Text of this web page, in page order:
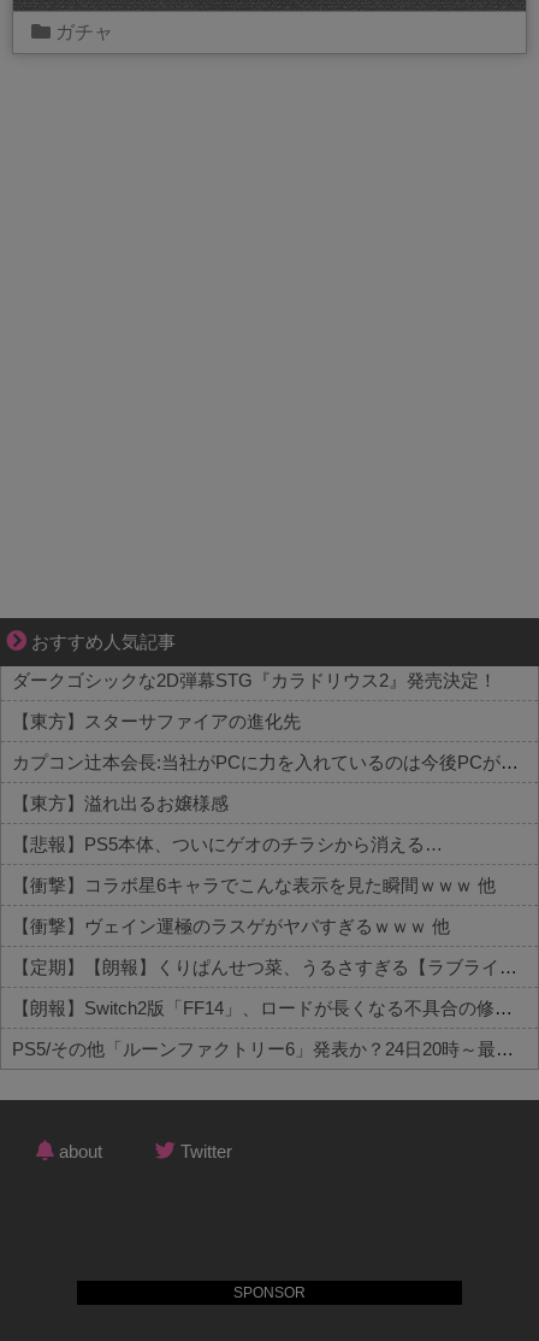
SPONSOR
ガチャ
おすすめ人気記事
大変だけど幸せ。等身大の子育て物語。
ダークゴシックな2D弾幕STG『カラドリウス2』発売決定！
【東方】スターサファイアの進化先
カプコン辻本会長:当社がPCに力を入れているのは今後PCがより主要なゲームプラットフォームになるから
【東方】溢れ出るお嬢様感
【悲報】PS5本体、ついにゲオのチラシから消える…
【衝撃】コラボ星6キャラでこんな表示を見た瞬間ｗｗｗ 他
【衝撃】ヴェイン運極のラスゲがヤバすぎるｗｗｗ 他
【定期】【朗報】くりぱんせつ菜、うるさすぎる【ラブライブ！虹ヶ咲】 他
【朗報】Switch2版「FF14」、ロードが長くなる不具合の修正パッチを本日配信 他
PS5/その他「ルーンファクトリー6」発表か？24日20時～最新情報を告知する20周年記念放送を実施 他
Powered by livedoor 相互RSS
about Twitter